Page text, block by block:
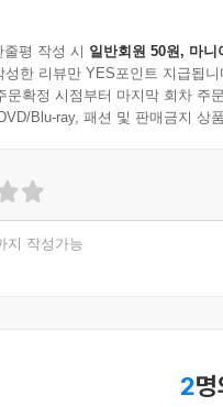
평 작성 시 일반회원 50원, 마니
한 리뷰만 YES포인트 지급됩니
문확정 시점부터 마지막 회차 주
Blu-ray, 패션 및 판매금지 상
지 작성가능
2